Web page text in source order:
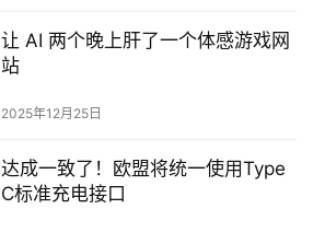
让 AI 两个晚上肝了一个体感游戏网
站
2025年12月25日
达成一致了！欧盟将统一使用Type
C标准充电接口